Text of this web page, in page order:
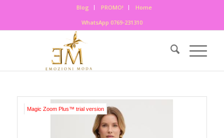
Blog PROMO!
Home
WhatsApp 0769-231310
Magic Zoom Plus™ trial version